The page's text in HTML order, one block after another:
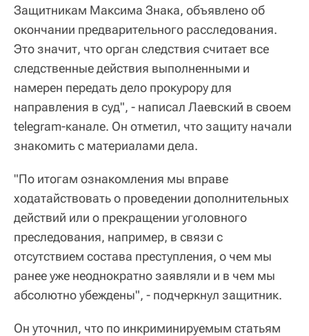
Защитникам Максима Знака, объявлено об
окончании предварительного расследования.
Это значит, что орган следствия считает все
следственные действия выполненными и
намерен передать дело прокурору для
направления в суд", - написал Лаевский в своем
telegram-канале. Он отметил, что защиту начали
знакомить с материалами дела.
"По итогам ознакомления мы вправе
ходатайствовать о проведении дополнительных
действий или о прекращении уголовного
преследования, например, в связи с
отсутствием состава преступления, о чем мы
ранее уже неоднократно заявляли и в чем мы
абсолютно убеждены", - подчеркнул защитник.
Он уточнил, что по инкриминируемым статьям